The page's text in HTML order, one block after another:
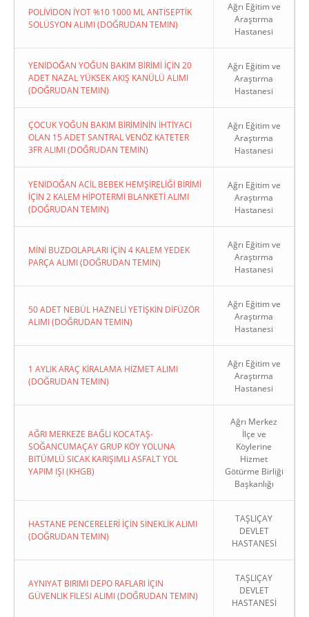
POLİVİDON İYOT %10 1000 ML ANTİSEPTİK
SOLÜSYON ALIMI (DOĞRUDAN TEMIN)
Ağrı Eğitim ve
Araştırma
Hastanesi
YENİDOĞAN YOĞUN BAKIM BİRİMİ İÇİN 20
ADET NAZAL YÜKSEK AKIŞ KANÜLÜ ALIMI
(DOĞRUDAN TEMIN)
Ağrı Eğitim ve
Araştırma
Hastanesi
ÇOCUK YOĞUN BAKIM BİRİMİNİN İHTİYACI
OLAN 15 ADET SANTRAL VENÖZ KATETER
3FR ALIMI (DOĞRUDAN TEMIN)
Ağrı Eğitim ve
Araştırma
Hastanesi
YENİDOĞAN ACİL BEBEK HEMŞİRELİĞİ BİRİMİ
İÇİN 2 KALEM HİPOTERMİ BLANKETİ ALIMI
(DOĞRUDAN TEMIN)
Ağrı Eğitim ve
Araştırma
Hastanesi
MİNİ BUZDOLAPLARI İÇİN 4 KALEM YEDEK
PARÇA ALIMI (DOĞRUDAN TEMIN)
Ağrı Eğitim ve
Araştırma
Hastanesi
50 ADET NEBÜL HAZNELİ YETİŞKİN DİFÜZÖR
ALIMI (DOĞRUDAN TEMIN)
Ağrı Eğitim ve
Araştırma
Hastanesi
1 AYLIK ARAÇ KİRALAMA HİZMET ALIMI
(DOĞRUDAN TEMIN)
Ağrı Eğitim ve
Araştırma
Hastanesi
AĞRI MERKEZE BAĞLI KOCATAŞ-
SOĞANCUMAÇAY GRUP KÖY YOLUNA
BITÜMLÜ SICAK KARIŞIMLI ASFALT YOL
YAPIM IŞI (KHGB)
Ağrı Merkez
İlçe ve
Köylerine
Hizmet
Götürme Birliği
Başkanlığı
HASTANE PENCERELERİ İÇİN SİNEKLİK ALIMI
(DOĞRUDAN TEMIN)
TAŞLIÇAY
DEVLET
HASTANESİ
AYNIYAT BIRIMI DEPO RAFLARI İÇIN
GÜVENLIK FILESI ALIMI (DOĞRUDAN TEMIN)
TAŞLIÇAY
DEVLET
HASTANESİ